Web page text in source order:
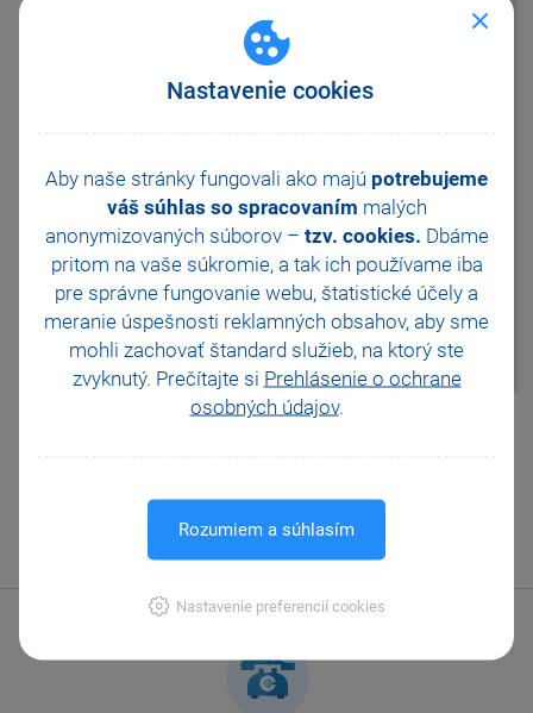
Nastavenie cookies
Aby naše stránky fungovali ako majú potrebujeme
váš súhlas so spracovaním malých
anonymizovaných súborov – tzv. cookies. Dbáme
pritom na vaše súkromie, a tak ich používame iba
pre správne fungovanie webu, štatistické účely a
meranie úspešnosti reklamných obsahov, aby sme
mohli zachovať štandard služieb, na ktorý ste
zvyknutý. Prečítajte si Prehlásenie o ochrane
osobných údajov.
Rozumiem a súhlasím
Nastavenie preferencií cookies
vyberte zásobu, kterou chcete
naskladnit, resp. vyskladnit a
okno Vložení zásoby,
ve kterém je možné upravit
množství, nákupní resp.
prodejní cenu apod. Po
potvrzení údajů povelem Vložit
zůstanete
v agendě Příjem resp. Výdej a
je možné vkládat do dokladu
další zásobu.
Pomohla Vám tato
Odeslat